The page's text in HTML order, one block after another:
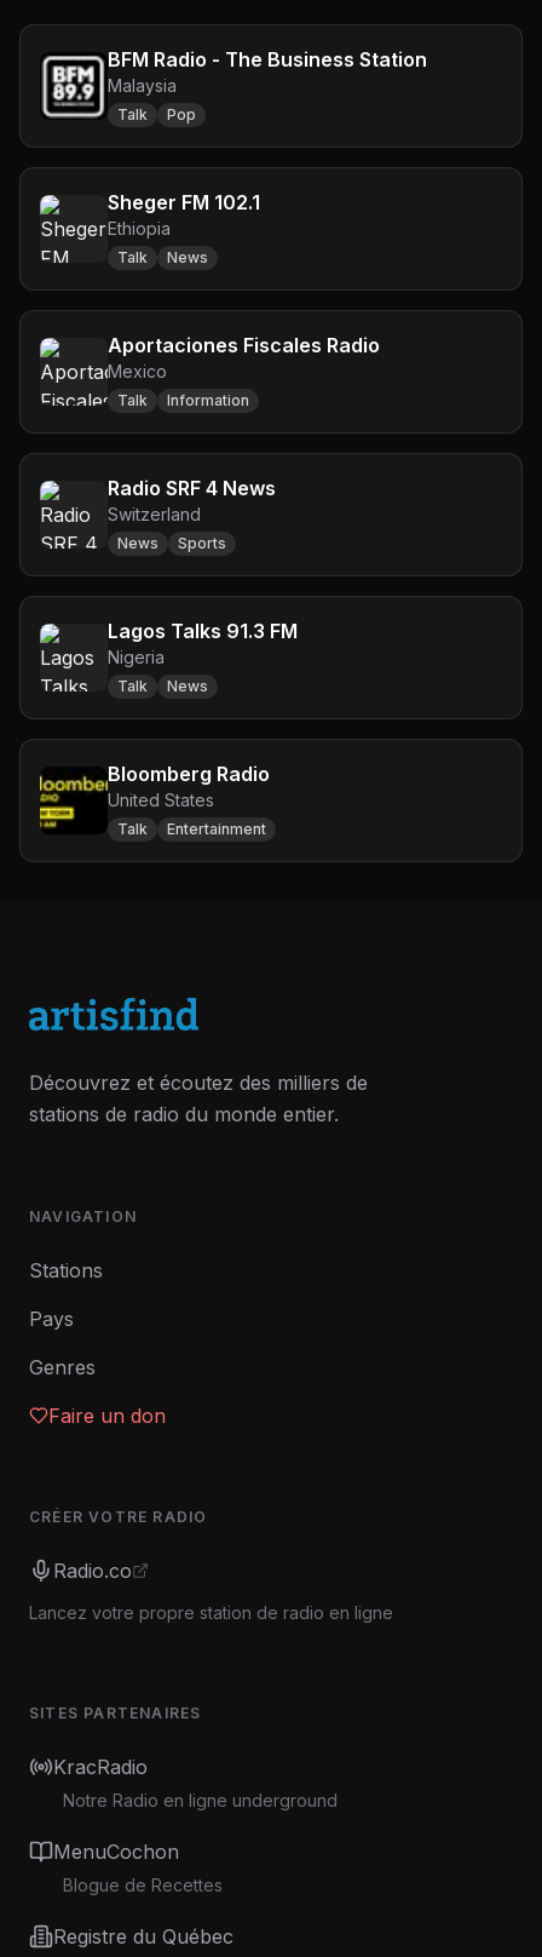
BFM Radio - The Business Station
Malaysia
Talk Pop
Sheger FM 102.1
Ethiopia
Talk News
Aportaciones Fiscales Radio
Mexico
Talk Information
Radio SRF 4 News
Switzerland
News Sports
Lagos Talks 91.3 FM
Nigeria
Talk News
Bloomberg Radio
United States
Talk Entertainment
Découvrez et écoutez des milliers de
stations de radio du monde entier.
NAVIGATION
Stations
Pays
Genres
Faire un don
CRÉER VOTRE RADIO
Radio.co
Lancez votre propre station de radio en ligne
SITES PARTENAIRES
KracRadio
Notre Radio en ligne underground
MenuCochon
Blogue de Recettes
Registre du Québec